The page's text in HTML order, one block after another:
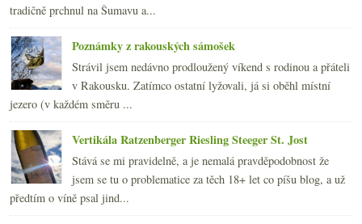
tradičně prchnul na Šumavu a...
Poznámky z rakouských sámošek
Strávil jsem nedávno prodloužený víkend s rodinou a přáteli
v Rakousku. Zatímco ostatní lyžovali, já si oběhl místní
jezero (v každém směru ...
Vertikála Ratzenberger Riesling Steeger St. Jost
Stává se mi pravidelně, a je nemalá pravděpodobnost že
jsem se tu o problematice za těch 18+ let co píšu blog, a už
předtím o víně psal jind...